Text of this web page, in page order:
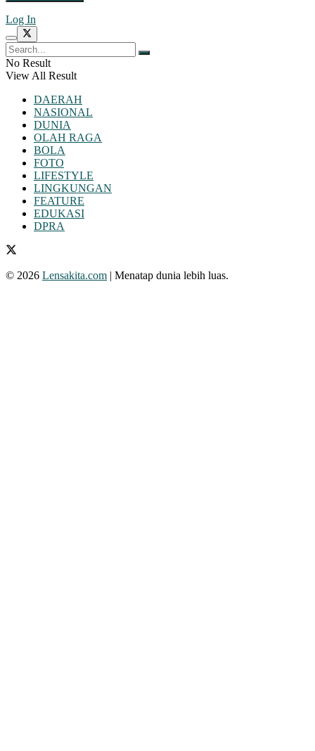
Log In
No Result
View All Result
DAERAH
NASIONAL
DUNIA
OLAH RAGA
BOLA
FOTO
LIFESTYLE
LINGKUNGAN
FEATURE
EDUKASI
DPRA
© 2026 Lensakita.com | Menatap dunia lebih luas.